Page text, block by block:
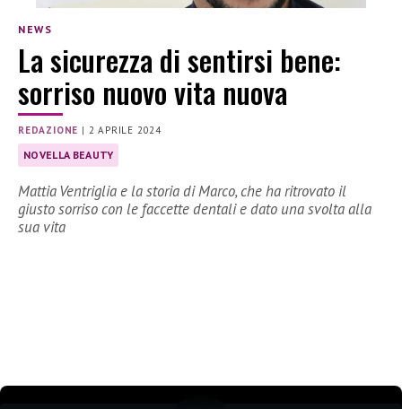
NEWS
La sicurezza di sentirsi bene:
sorriso nuovo vita nuova
REDAZIONE | 2 APRILE 2024
NOVELLA BEAUTY
Mattia Ventriglia e la storia di Marco, che ha ritrovato il
giusto sorriso con le faccette dentali e dato una svolta alla
sua vita